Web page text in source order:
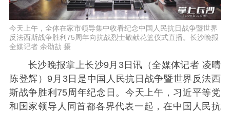
今天上午，全体在家市领导集中收看纪念中国人民抗日战争暨世界
反法西斯战争胜利75周年向抗战烈士敬献花篮仪式直播。长沙晚报
全媒记者 余劭劼 摄
长沙晚报掌上长沙9月3日讯（全媒体记者 凌晴
陈登辉）9月3日是中国人民抗日战争暨世界反法西
斯战争胜利75周年纪念日。今天上午，习近平等党
和国家领导人同首都各界代表一起，在中国人民抗